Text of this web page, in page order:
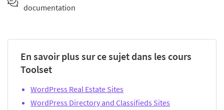
documentation
En savoir plus sur ce sujet dans les cours
Toolset
WordPress Real Estate Sites
WordPress Directory and Classifieds Sites